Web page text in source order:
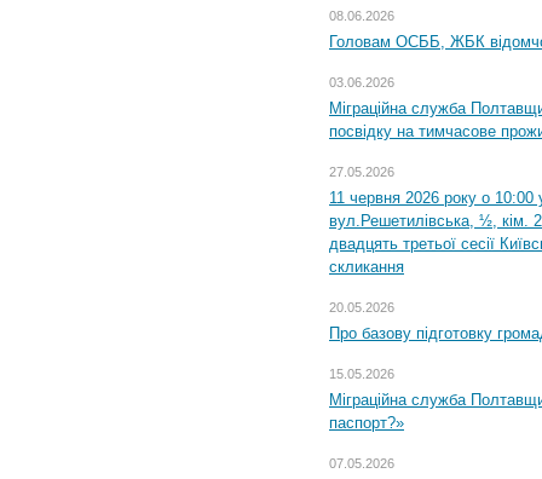
08.06.2026
Головам ОСББ, ЖБК
03.06.2026
Міграційна служба
посвідку на тимчасове
27.05.2026
11 червня 2026 року о 10:00
вул.Решетилівська, ½, кім.
двадцять третьої сесії
скликання
20.05.2026
Про базову підготовку
15.05.2026
Міграційна служба
паспорт?»
07.05.2026